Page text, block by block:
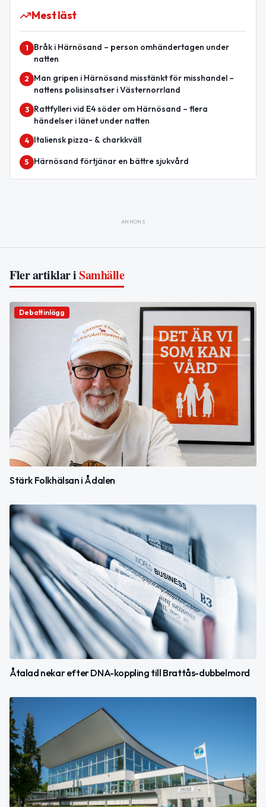
Mest läst
1
Bråk i Härnösand – person omhändertagen under
natten
2
Man gripen i Härnösand misstänkt för misshandel –
nattens polisinsatser i Västernorrland
3
Rattfylleri vid E4 söder om Härnösand – flera
händelser i länet under natten
4 Italiensk pizza- & charkkväll
5 Härnösand förtjänar en bättre sjukvård
ANNONS
Fler artiklar iSamhälle
Debattinlägg
Stärk Folkhälsan i Ådalen
Åtalad nekar efter DNA-koppling till Brattås-dubbelmord